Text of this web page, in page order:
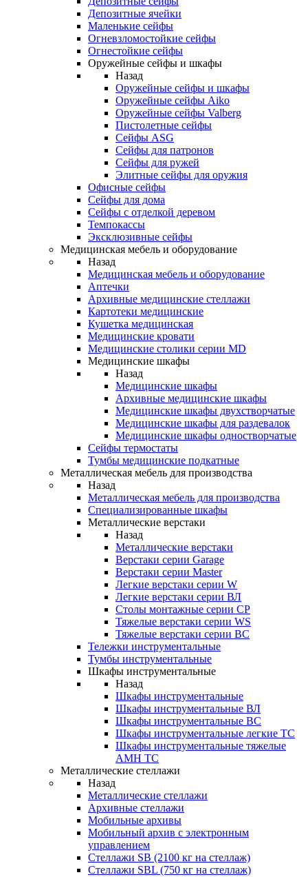
Депозитные ячейки
Маленькие сейфы
Огневзломостойкие сейфы
Огнестойкие сейфы
Оружейные сейфы и шкафы
Назад
Оружейные сейфы и шкафы
Оружейные сейфы Aiko
Оружейные сейфы Valberg
Пистолетные сейфы
Сейфы ASG
Сейфы для патронов
Сейфы для ружей
Элитные сейфы для оружия
Офисные сейфы
Сейфы для дома
Сейфы с отделкой деревом
Темпокассы
Эксклюзивные сейфы
Медицинская мебель и оборудование
Назад
Медицинская мебель и оборудование
Аптечки
Архивные медицинские стеллажи
Картотеки медицинские
Кушетка медицинская
Медицинские кровати
Медицинские столики серии MD
Медицинские шкафы
Назад
Медицинские шкафы
Архивные медицинские шкафы
Медицинские шкафы двухстворчатые
Медицинские шкафы для раздевалок
Медицинские шкафы одностворчатые
Сейфы термостаты
Тумбы медицинские подкатные
Металлическая мебель для производства
Назад
Металлическая мебель для производства
Cпециализированные шкафы
Металлические верстаки
Назад
Металлические верстаки
Верстаки серии Garage
Верстаки серии Master
Легкие верстаки серии W
Легкие верстаки серии ВЛ
Столы монтажные серии СР
Тяжелые верстаки серии WS
Тяжелые верстаки серии ВС
Тележки инструментальные
Тумбы инструментальные
Шкафы инструментальные
Назад
Шкафы инструментальные
Шкафы инструментальные ВЛ
Шкафы инструментальные ВС
Шкафы инструментальные легкие ТС
Шкафы инструментальные тяжелые
AMH TC
Металлические стеллажи
Назад
Металлические стеллажи
Архивные стеллажи
Мобильные архивы
Мобильный архив с электронным
управлением
Стеллажи SB (2100 кг на стеллаж)
Стеллажи SBL (750 кг на стеллаж)